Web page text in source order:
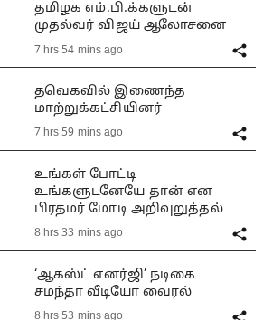
தமிழக எம்.பி.க்களுடன்
முதல்வர் விஜய் ஆலோசனை
7 hrs 54 mins ago
தவெகவில் இணைந்த
மாற்றுக்கட்சியினர்
7 hrs 59 mins ago
உங்கள் போட்டி
உங்களுடனேயே தான் என
பிரதமர் மோடி அறிவுறுத்தல்
8 hrs 33 mins ago
‘ஆகஸ்ட் எனர்ஜி’ நடிகை
சமந்தா வீடியோ வைரல்
8 hrs 53 mins ago